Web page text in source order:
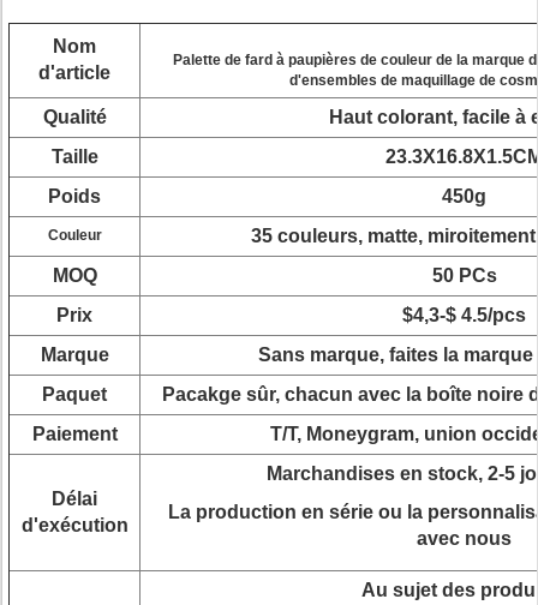
Nom
d'article
Palette de fard à paupières de couleur de la marque
d'ensembles de maquillage de
Qualité
Haut colorant, facile à
Taille
Poids
450g
Couleur
35 couleurs, matte,
MOQ
50 PCs
Prix
$4,3-$ 4.5/pcs
Marque
Sans marque, faites la
Paquet
Pacakge sûr, chacun avec la boîte noire
Paiement
T/T, Moneygram, union
Délai
d'exécution
Marchandises en stock, 2-5
La production en série ou la
avec nous
Au sujet des